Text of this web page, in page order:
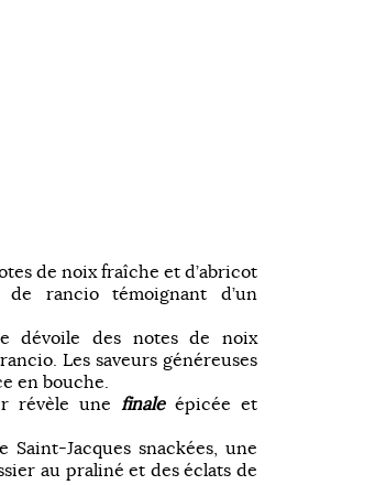
de noix fraîche et d’abricot
de rancio témoignant d’un
dévoile des notes de noix
Les saveurs généreuses
en bouche.
révèle une finaleépicée et
Jacques snackées, une
au praliné et des éclats de